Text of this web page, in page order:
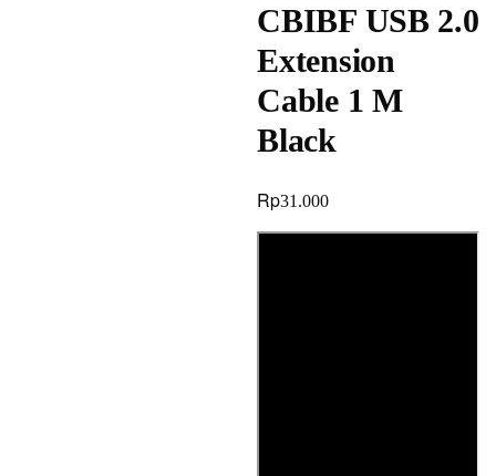
CBIBF USB 2.0
Extension
Cable 1 M
Black
Rp31.000